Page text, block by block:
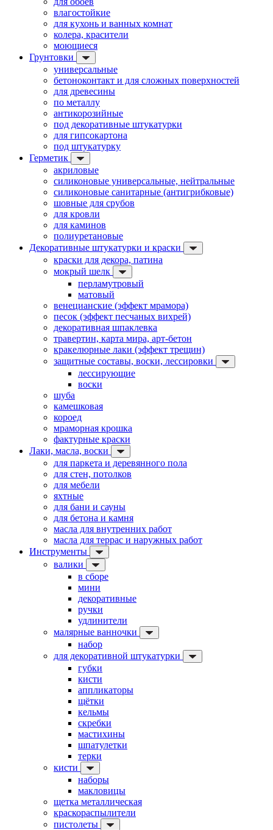
влагостойкие
для кухонь и ванных комнат
колера, красители
моющиеся
Грунтовки
универсальные
бетоноконтакт и для сложных поверхностей
для древесины
по металлу
антикорозийные
под декоративные штукатурки
для гипсокартона
под штукатурку
Герметик
акриловые
силиконовые универсальные, нейтральные
силиконовые санитарные (антигрибковые)
шовные для срубов
для кровли
для каминов
полиуретановые
Декоративные штукатурки и краски
краски для декора, патина
мокрый шелк
перламутровый
матовый
венецианские (эффект мрамора)
песок (эффект песчаных вихрей)
декоративная шпаклевка
травертин, карта мира, арт-бетон
кракелюрные лаки (эффект трещин)
защитные составы, воски, лессировки
лессирующие
воски
шуба
камешковая
короед
мраморная крошка
фактурные краски
Лаки, масла, воски
для паркета и деревянного пола
для стен, потолков
для мебели
яхтные
для бани и сауны
для бетона и камня
масла для внутренних работ
масла для террас и наружных работ
Инструменты
валики
в сборе
мини
декоративные
ручки
удлинители
малярные ванночки
набор
для декоративной штукатурки
губки
кисти
аппликаторы
щётки
кельмы
скребки
мастихины
шпатулетки
терки
кисти
наборы
макловицы
щетка металлическая
краскораспылители
пистолеты